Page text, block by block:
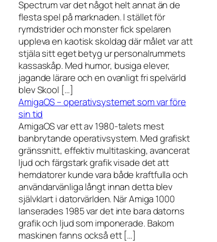
Spectrum var det något helt annat än de
flesta spel på marknaden. I stället för
rymdstrider och monster fick spelaren
uppleva en kaotisk skoldag där målet var att
stjäla sitt eget betyg ur personalrummets
kassaskåp. Med humor, busiga elever,
jagande lärare och en ovanligt fri spelvärld
blev Skool […]
AmigaOS – operativsystemet som var före
sin tid
AmigaOS var ett av 1980-talets mest
banbrytande operativsystem. Med grafiskt
gränssnitt, effektiv multitasking, avancerat
ljud och färgstark grafik visade det att
hemdatorer kunde vara både kraftfulla och
användarvänliga långt innan detta blev
självklart i datorvärlden. När Amiga 1000
lanserades 1985 var det inte bara datorns
grafik och ljud som imponerade. Bakom
maskinen fanns också ett […]